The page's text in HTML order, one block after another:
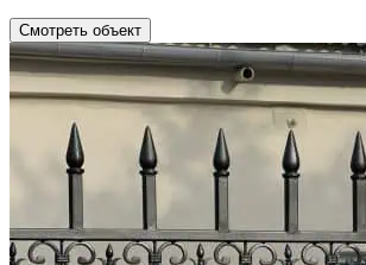
Смотреть объект